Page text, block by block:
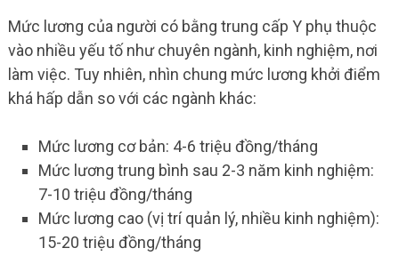
Mức lương của người có bằng trung cấp Y phụ thuộc
vào nhiều yếu tố như chuyên ngành, kinh nghiệm, nơi
làm việc. Tuy nhiên, nhìn chung mức lương khởi điểm
khá hấp dẫn so với các ngành khác:
Mức lương cơ bản: 4-6 triệu đồng/tháng
Mức lương trung bình sau 2-3 năm kinh nghiệm:
7-10 triệu đồng/tháng
Mức lương cao (vị trí quản lý, nhiều kinh nghiệm):
15-20 triệu đồng/tháng